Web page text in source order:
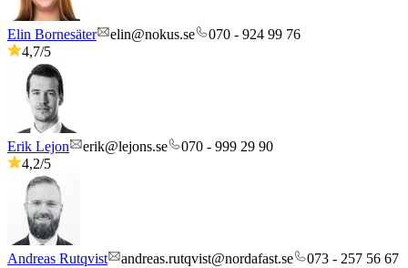
Elin Bornesäter elin@nokus.se
070 - 924 99 76
4,7/5
Erik Lejon erik@lejons.se
070 - 999 29 90
4,2/5
Andreas Rutqvist andreas.rutqvist@nordafast.se
073 - 257 56 67